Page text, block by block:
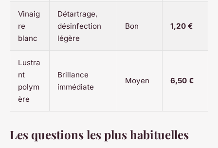
Vinaig
re
blanc
Détartrage,
désinfection
légère
Bon 1,20 €
Lustra
nt
polym
ère
Brillance
immédiate
Moyen 6,50 €
Les questions les plus habituelles